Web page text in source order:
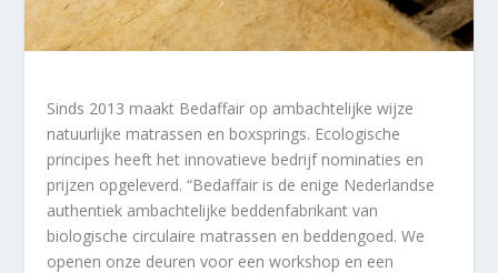
Sinds 2013 maakt Bedaffair op ambachtelijke wijze
natuurlijke matrassen en boxsprings. Ecologische
principes heeft het innovatieve bedrijf nominaties en
prijzen opgeleverd. “Bedaffair is de enige Nederlandse
authentiek ambachtelijke beddenfabrikant van
biologische circulaire matrassen en beddengoed. We
openen onze deuren voor een workshop en een